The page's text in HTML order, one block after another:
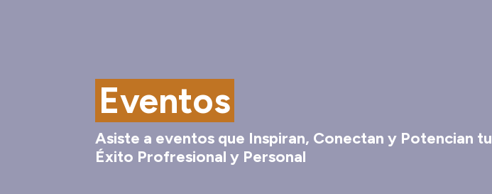
Eventos
Asiste a eventos que Inspiran, Conectan y Potencian tu
Éxito Profresional y Personal